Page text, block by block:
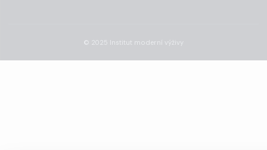
© 2025 Institut moderní výživy